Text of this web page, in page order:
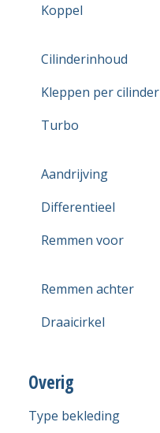
Koppel
Cilinderinhoud
Kleppen per cilinder
Turbo
Aandrijving
Differentieel
Remmen voor
Remmen achter
Draaicirkel
Overig
Type bekleding